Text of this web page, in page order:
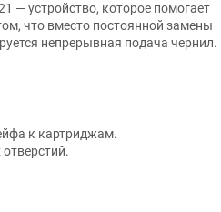
— устройство, которое помогает
что вместо постоянной замены
непрерывная подача чернил.
к картриджам.